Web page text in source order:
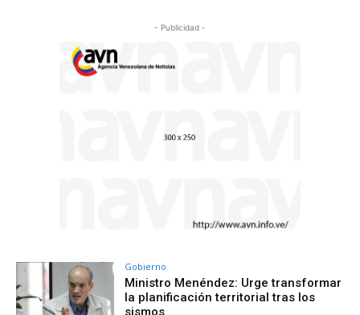
- Publicidad -
Gobierno
Ministro Menéndez: Urge transformar
la planificación territorial tras los
sismos